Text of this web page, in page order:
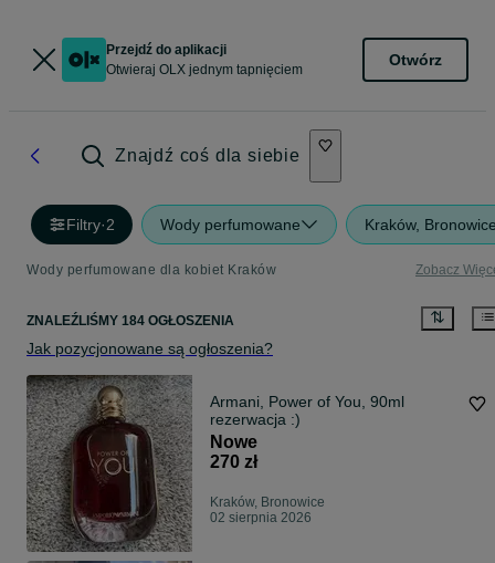
Przejdź do aplikacji
Otwieraj OLX jednym tapnięciem
Otwórz
Znajdź coś dla siebie
Filtry·2 Wody perfumowane Kraków,
Wody perfumowane dla kobiet Kraków Zobacz
ZNALEŹLIŚMY 184 OGŁOSZENIA
Jak pozycjonowane są ogłoszenia?
Armani, Power of You, 90ml
rezerwacja :)
Nowe
270 zł
Kraków, Bronowice
02 sierpnia 2026